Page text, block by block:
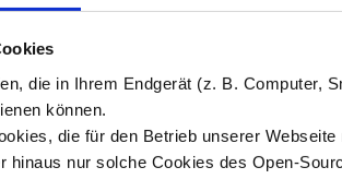
die in Ihrem Endgerät (z. B. Computer,
können.
die für den Betrieb unserer
hinaus nur solche Cookies des Open-
di
materiale fotografico sono